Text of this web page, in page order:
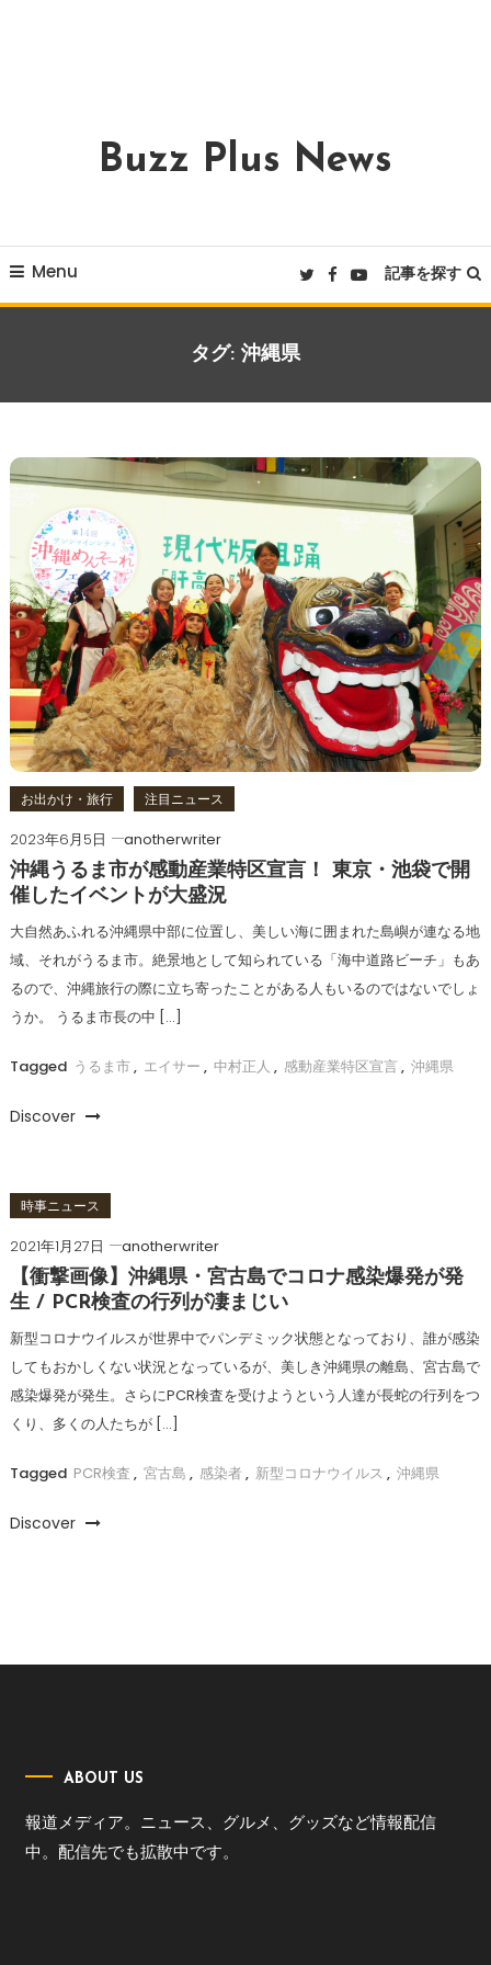
Buzz Plus News
Menu 記事を探す
タグ: 沖縄県
お出かけ・旅行 注目ニュース
2023年6月5日
anotherwriter
沖縄うるま市が感動産業特区宣言！ 東京・池袋で開
催したイベントが大盛況
大自然あふれる沖縄県中部に位置し、美しい海に囲まれた島嶼が連なる地
域、それがうるま市。絶景地として知られている「海中道路ビーチ」もあ
るので、沖縄旅行の際に立ち寄ったことがある人もいるのではないでしょ
うか。 うるま市長の中 […]
Tagged うるま市, エイサー , 中村正人 , 感動産業特区宣言 , 沖縄県
Discover
時事ニュース
2021年1月27日
anotherwriter
【衝撃画像】沖縄県・宮古島でコロナ感染爆発が発
生 / PCR検査の行列が凄まじい
新型コロナウイルスが世界中でパンデミック状態となっており、誰が感染
してもおかしくない状況となっているが、美しき沖縄県の離島、宮古島で
感染爆発が発生。さらにPCR検査を受けようという人達が長蛇の行列をつ
くり、多くの人たちが […]
Tagged PCR検査 , 宮古島 , 感染者 , 新型コロナウイルス , 沖縄県
Discover
ABOUT US
報道メディア。ニュース、グルメ、グッズなど情報配信
中。配信先でも拡散中です。